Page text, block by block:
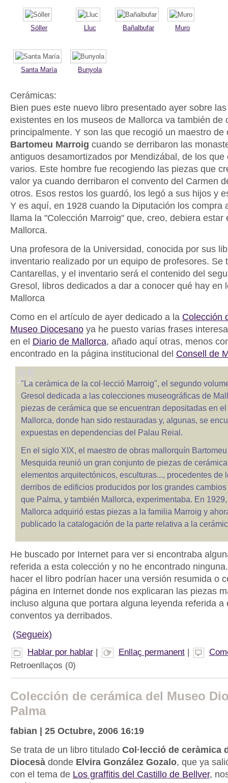
Sóller Lluc Bañalbufar Muro
Santa María Bunyola
Cerámicas:
Bien pues este nuevo libro presentado ayer sobre
existentes en los museos de Mallorca va también de
principalmente. Y son las que recogió un maestro de
Bartomeu Marroig cuando se derribaron las
antiguos desamortizados por Mendizábal, de los que
varios. Este hombre fue recogiendo las piezas que
valor ya cuando derribaron el convento del Carmen
otros. Esos restos los guardó, los legó a sus hijos y
Y es aquí, en 1928 cuando la Diputación los compra
llama la "Colección Marroig" que, creo, debiera estar
Mallorca.
Una profesora de la Universidad, conocida por sus
inventario realizado por un equipo de profesores. Se
Cantarellas, y el inventario será el contenido del
Gresol, libros dedicados a dar a conocer qué hay en
Mallorca
Como en el artículo de ayer dedicado a la Colección
Museo Diocesanoya he puesto varias frases
en el Diario de Mallorca, añado aquí otras, menos
encontrado en la página institucional del Consell de
"La ceràmica de la col·lecció Marroig", el segundo
Gresol dedicada a las colecciones museográficas de
piezas de cerámica que se encuentran depositadas en
Mallorca, donde han sido restauradas y, algunas, se
expuestas en dependencias del Palau Reial.
En el siglo XIX, el maestro de obras mallorquín
Mesquida reunió un gran conjunto de piezas de
elementos arquitectónicos, esculturas..., procedentes de
derribos de edificios producidos por los grandes
que Palma, y también Mallorca, experimentaba. En
Mallorca adquirió estas piezas a la familia Marroig y
publicado la catalogación de la parte relativa a la
He buscado por Internet para ver si encontraba
referida a esta colección y no he encontrado
hacer el libro podrían hacer una versión resumida o
página en Internet donde nos explicaran las piezas
incluso alguna que portara alguna leyenda referida a
conventos ya derribados.
(Segueix)
Hablar por hablar| Enllaç permanent|
Retroenllaços (0)
Colección de cerámica del Museo
Palma
fabian | 25 Octubre, 2006 16:19
Se trata de un libro titulado Col·lecció de ceràmica
Diocesàdonde Elvira González Gozalo, que ya
con el tema de Los graffitis del Castillo de Bellver,